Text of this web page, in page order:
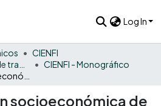
Log In
CIENFI
CIENFI - Monográfico
socioeconómica de